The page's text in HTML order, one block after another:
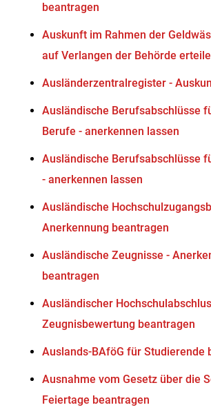
beantragen
Auskunft im Rahmen der
auf Verlangen der Behörde
Ausländerzentralregister -
Ausländische Berufsabschlüsse
Berufe - anerkennen lassen
Ausländische Berufsabschlüsse
- anerkennen lassen
Ausländische
Anerkennung beantragen
Ausländische Zeugnisse -
beantragen
Ausländischer
Zeugnisbewertung beantragen
Auslands-BAföG für Studierende
Ausnahme vom Gesetz über die
Feiertage beantragen